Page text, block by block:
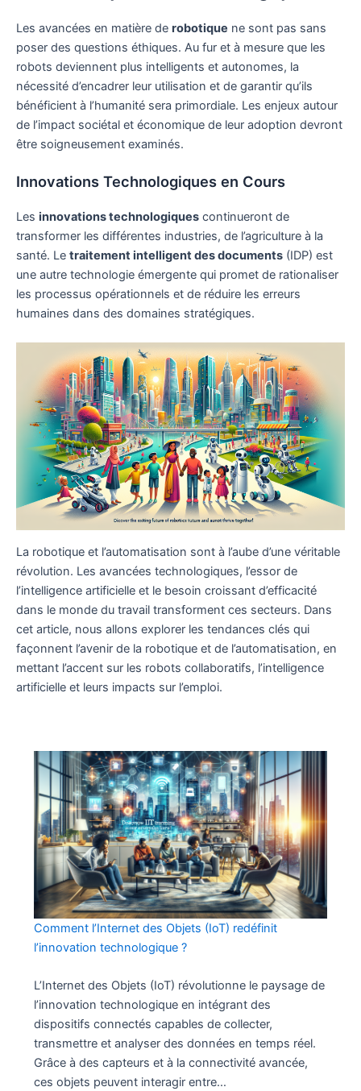
Les avancées en matière de robotique ne sont pas sans
poser des questions éthiques. Au fur et à mesure que les
robots deviennent plus intelligents et autonomes, la
nécessité d’encadrer leur utilisation et de garantir qu’ils
bénéficient à l’humanité sera primordiale. Les enjeux autour
de l’impact sociétal et économique de leur adoption devront
être soigneusement examinés.
Innovations Technologiques en Cours
Les innovations technologiques continueront de
transformer les différentes industries, de l’agriculture à la
santé. Le traitement intelligent des documents (IDP) est
une autre technologie émergente qui promet de rationaliser
les processus opérationnels et de réduire les erreurs
humaines dans des domaines stratégiques.
La robotique et l’automatisation sont à l’aube d’une véritable
révolution. Les avancées technologiques, l’essor de
l’intelligence artificielle et le besoin croissant d’efficacité
dans le monde du travail transforment ces secteurs. Dans
cet article, nous allons explorer les tendances clés qui
façonnent l’avenir de la robotique et de l’automatisation, en
mettant l’accent sur les robots collaboratifs, l’intelligence
artificielle et leurs impacts sur l’emploi.
Comment l’Internet des Objets (IoT) redéfinit
l’innovation technologique ?
L’Internet des Objets (IoT) révolutionne le paysage de
l’innovation technologique en intégrant des
dispositifs connectés capables de collecter,
transmettre et analyser des données en temps réel.
Grâce à des capteurs et à la connectivité avancée,
ces objets peuvent interagir entre…